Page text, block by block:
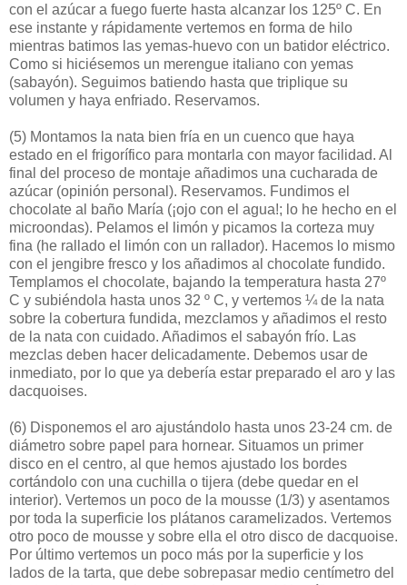
con el azúcar a fuego fuerte hasta alcanzar los 125º C. En
ese instante y rápidamente vertemos en forma de hilo
mientras batimos las yemas-huevo con un batidor eléctrico.
Como si hiciésemos un merengue italiano con yemas
(sabayón). Seguimos batiendo hasta que triplique su
volumen y haya enfriado. Reservamos.
(5) Montamos la nata bien fría en un cuenco que haya
estado en el frigorífico para montarla con mayor facilidad. Al
final del proceso de montaje añadimos una cucharada de
azúcar (opinión personal). Reservamos. Fundimos el
chocolate al baño María (¡ojo con el agua!; lo he hecho en el
microondas). Pelamos el limón y picamos la corteza muy
fina (he rallado el limón con un rallador). Hacemos lo mismo
con el jengibre fresco y los añadimos al chocolate fundido.
Templamos el chocolate, bajando la temperatura hasta 27º
C y subiéndola hasta unos 32 º C, y vertemos ¼ de la nata
sobre la cobertura fundida, mezclamos y añadimos el resto
de la nata con cuidado. Añadimos el sabayón frío. Las
mezclas deben hacer delicadamente. Debemos usar de
inmediato, por lo que ya debería estar preparado el aro y las
dacquoises.
(6) Disponemos el aro ajustándolo hasta unos 23-24 cm. de
diámetro sobre papel para hornear. Situamos un primer
disco en el centro, al que hemos ajustado los bordes
cortándolo con una cuchilla o tijera (debe quedar en el
interior). Vertemos un poco de la mousse (1/3) y asentamos
por toda la superficie los plátanos caramelizados. Vertemos
otro poco de mousse y sobre ella el otro disco de dacquoise.
Por último vertemos un poco más por la superficie y los
lados de la tarta, que debe sobrepasar medio centímetro del